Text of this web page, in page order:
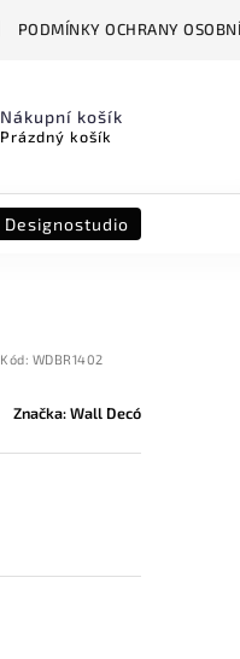
PODMÍNKY OCHRANY
Nákupní košík
Prázdný košík
SHOWROOM
Designostudio
Kód: WDBR1402
Značka:Wall Decó